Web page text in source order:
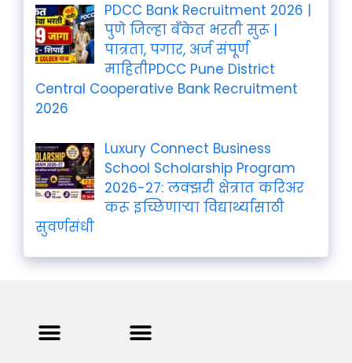
PDCC Bank Recruitment 2026 |
पुणे जिल्हा बँकेत भरती सुरू |
पात्रता, पगार, अर्ज संपूर्ण
माहितीPDCC Pune District
Central Cooperative Bank Recruitment
2026
Luxury Connect Business
School Scholarship Program
2026-27: लक्झरी क्षेत्रात करिअर
करू इच्छिणाऱ्या विद्यार्थ्यांसाठी
सुवर्णसंधी